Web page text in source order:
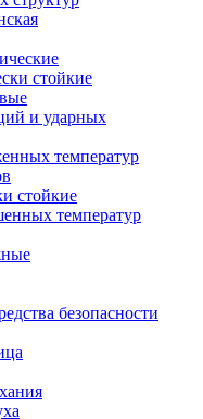
стойкие
и ударных
температур
стойкие
температур
безопасности